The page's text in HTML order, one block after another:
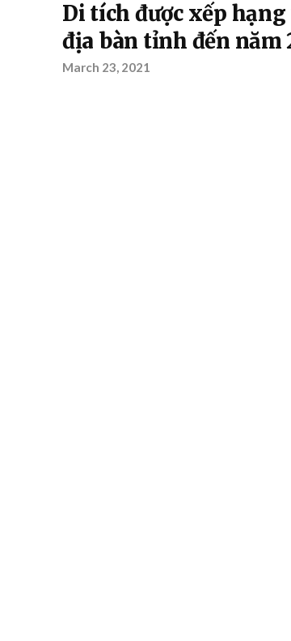
Di tích được xếp
địa bàn tỉnh đến năm
March 23, 2021